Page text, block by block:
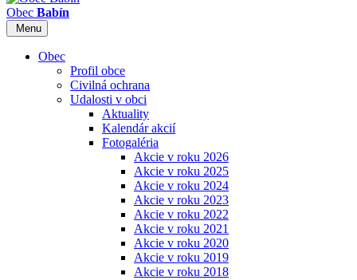
Obec Babín
Menu
Obec
Profil obce
Civilná ochrana
Udalosti v obci
Aktuality
Kalendár akcií
Fotogaléria
Akcie v roku 2026
Akcie v roku 2025
Akcie v roku 2024
Akcie v roku 2023
Akcie v roku 2022
Akcie v roku 2021
Akcie v roku 2020
Akcie v roku 2019
Akcie v roku 2018